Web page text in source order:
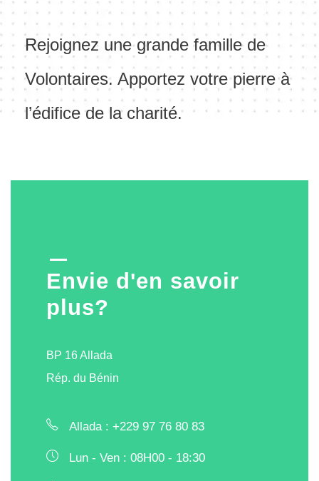
Rejoignez une grande famille de
Volontaires. Apportez votre pierre à
l’édifice de la charité.
Envie d'en savoir
plus?
BP 16 Allada
Rép. du Bénin
Allada : +229 97 76 80 83
Lun - Ven : 08H00 - 18:30